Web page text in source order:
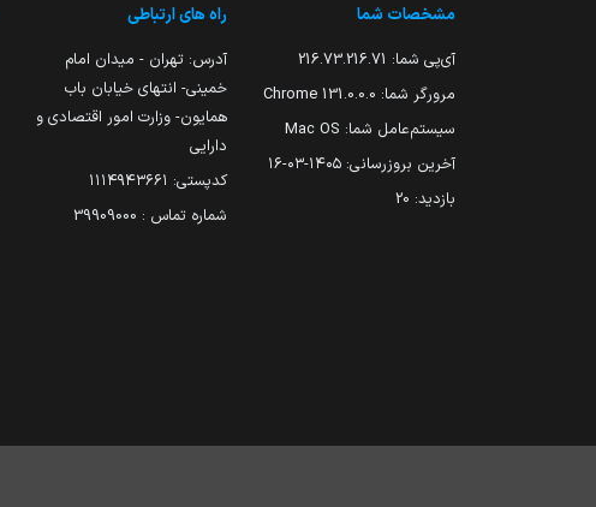
مشخصات شما
آی‌پی شما: 216.73.216.71
مرورگر شما: 131.0.0.0 Chrome
سیستم‌عامل شما: Mac OS
آخرین بروزرسانی: ۱۴۰۵-۰۳-۱۶
بازدید: 20
راه های ارتباطی
آدرس: تهران - میدان امام
خمینی- انتهای خیابان باب
همایون- وزارت امور اقتصادی و
دارایی
کدپستی: ۱۱۱۴۹۴۳۶۶۱
شماره تماس : 39909000